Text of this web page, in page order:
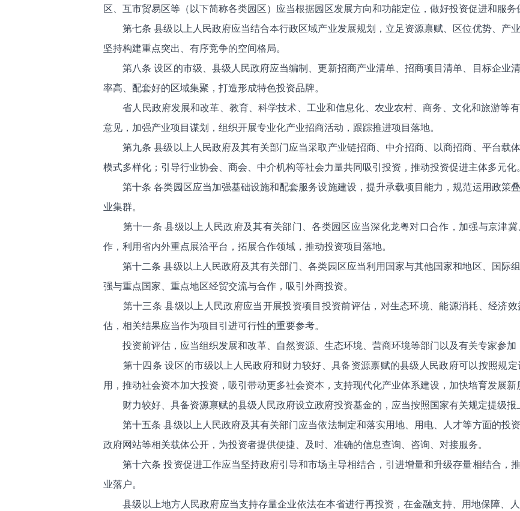
区、互市贸易区等（以下简称各类园区）应当根据园区发展方向和功能定位，做好投资促进和服务
第七条 县级以上人民政府应当结合本行政区域产业发展规划，立足资源禀赋、区位优势、产
坚持构建重点突出、有序竞争的空间格局。
第八条 设区的市级、县级人民政府应当编制、更新招商产业清单、招商项目清单、目标企业
率高、配套好的区域集聚，打造形成特色投资品牌。
省人民政府发展和改革、教育、科学技术、工业和信息化、农业农村、商务、文化和旅游等
意见，加强产业项目谋划，组织开展专业化产业招商活动，跟踪推进项目落地。
第九条 县级以上人民政府及其有关部门应当采取产业链招商、中介招商、以商招商、平台载
模式多样化；引导行业协会、商会、中介机构等社会力量共同吸引投资，推动投资促进主体多元化
第十条 各类园区应当加强基础设施和配套服务设施建设，提升承载项目能力，规范运用政策
业集群。
第十一条 县级以上人民政府及其有关部门、各类园区应当深化龙粤对口合作，加强与京津
作，利用省内外重点展洽平台，拓展合作领域，推动投资项目落地。
第十二条 县级以上人民政府及其有关部门、各类园区应当利用国家与其他国家和地区、国际
强与重点国家、重点地区经贸交流与合作，吸引外商投资。
第十三条 县级以上人民政府应当开展投资项目投资前评估，对生态环境、能源消耗、经济
估，相关结果应当作为项目引进可行性的重要参考。
投资前评估，应当组织发展和改革、自然资源、生态环境、营商环境等部门以及有关专家参加
第十四条 设区的市级以上人民政府和财力较好、具备资源禀赋的县级人民政府可以按照规
用，推动社会资本加大投资，吸引带动更多社会资本，支持现代化产业体系建设，加快培育发展新
财力较好、具备资源禀赋的县级人民政府设立政府投资基金的，应当按照国家有关规定提级报
第十五条 县级以上人民政府及其有关部门应当依法制定和落实用地、用电、人才等方面的投
政府网站等相关载体公开，为投资者提供便捷、及时、准确的信息查询、咨询、对接服务。
第十六条 投资促进工作应当坚持政府引导和市场主导相结合，引进增量和升级存量相结合，
业落户。
县级以上地方人民政府应当支持存量企业依法在本省进行再投资，在金融支持、用地保障、